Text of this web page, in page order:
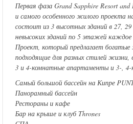
Первая фаза Grand Sapphire Resort and
и самого особенного жилого проекта
состоит из 3 высотных зданий в 27,
невысоких зданий по 5 этажей каждое
Проект, который предлагает
подходящие для разных стилей
3 и 4-комнатные апартаменты и 3-, 4-
Самый большой бассейн на Кипре
Панорамный бассейн
Рестораны и кафе
Бар на крыше и клуб Thrones